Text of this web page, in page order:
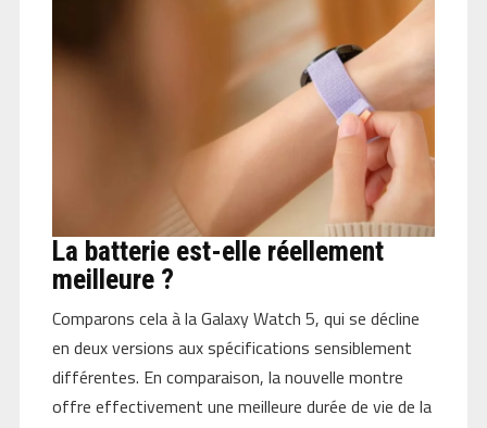
La batterie est-elle réellement
meilleure ?
Comparons cela à la Galaxy Watch 5, qui se décline
en deux versions aux spécifications sensiblement
différentes. En comparaison, la nouvelle montre
offre effectivement une meilleure durée de vie de la